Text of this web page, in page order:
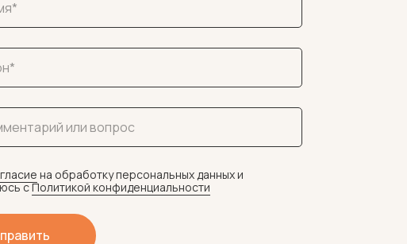
на обработку персональных данных и
cПолитикой конфиденциальности